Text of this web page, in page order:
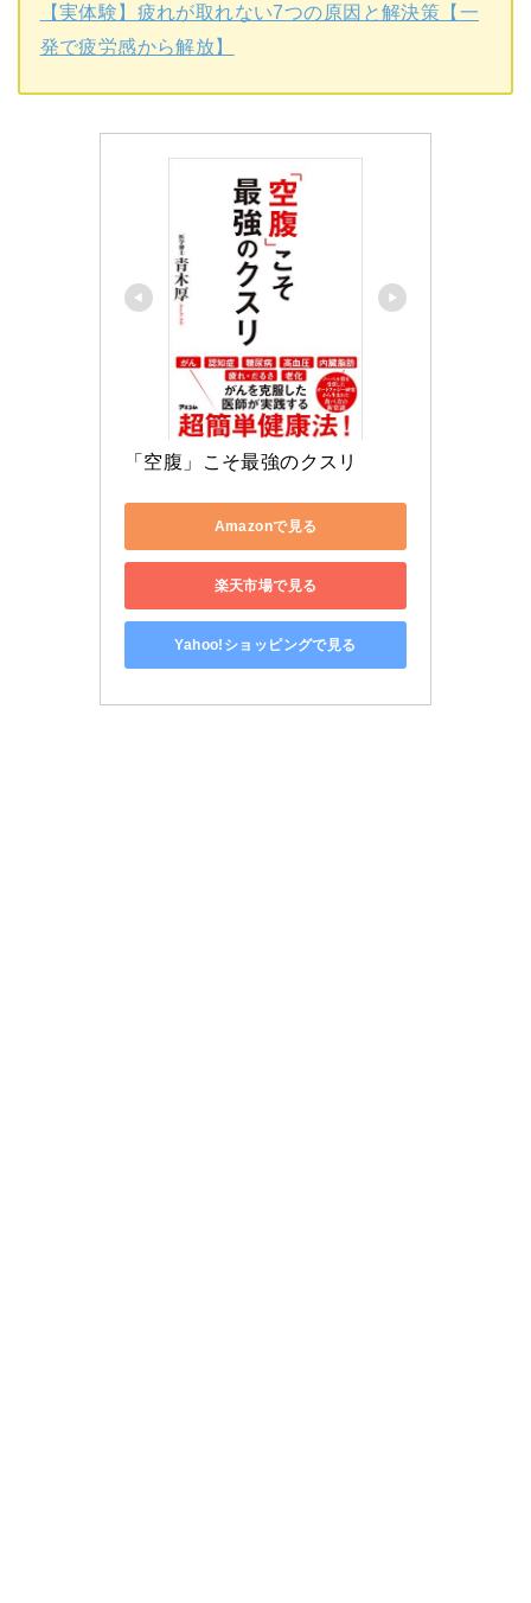
【実体験】疲れが取れない7つの原因と解決策【一
発で疲労感から解放】
「空腹」こそ最強のクスリ
Amazonで見る
楽天市場で見る
Yahoo!ショッピングで見る